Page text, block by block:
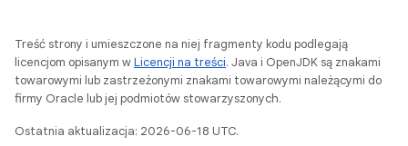
Treść strony i umieszczone na niej fragmenty kodu podlegają
licencjom opisanym wLicencji na treści. Java i OpenJDK są znakami
towarowymi lub zastrzeżonymi znakami towarowymi należącymi do
firmy Oracle lub jej podmiotów stowarzyszonych.
Ostatnia aktualizacja: 2026-06-18 UTC.